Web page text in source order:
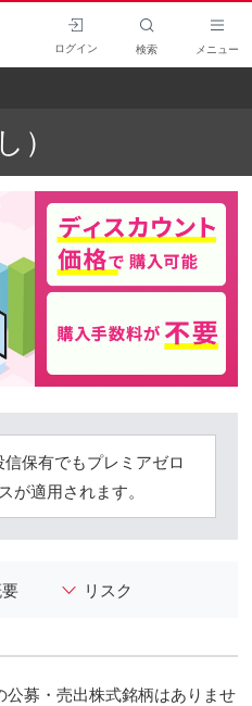
ログイン 検索 メニュー
）
保有でもプレミアゼロ
が適用されます。
リスク
募・売出株式銘柄はありませ